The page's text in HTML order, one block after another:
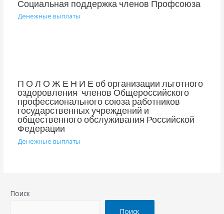
Социальная поддержка членов Профсоюза
Денежные выплаты
П О Л О Ж Е Н И Е об организации льготного
оздоровления членов Общероссийского
профессионального союза работников
государственных учреждений и
общественного обслуживания Российской
Федерации
Денежные выплаты
Поиск
Поиск